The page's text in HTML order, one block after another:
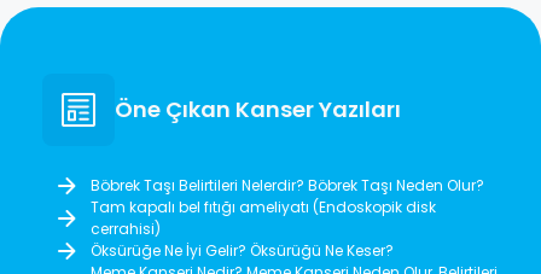
Öne Çıkan Kanser Yazıları
Böbrek Taşı Belirtileri Nelerdir? Böbrek Taşı Neden Olur?
Tam kapalı bel fıtığı ameliyatı (Endoskopik disk
cerrahisi)
Öksürüğe Ne İyi Gelir? Öksürüğü Ne Keser?